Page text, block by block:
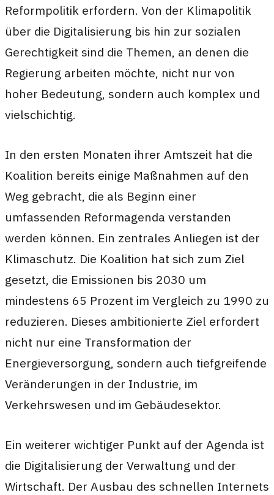
Reformpolitik erfordern. Von der Klimapolitik
über die Digitalisierung bis hin zur sozialen
Gerechtigkeit sind die Themen, an denen die
Regierung arbeiten möchte, nicht nur von
hoher Bedeutung, sondern auch komplex und
vielschichtig.
In den ersten Monaten ihrer Amtszeit hat die
Koalition bereits einige Maßnahmen auf den
Weg gebracht, die als Beginn einer
umfassenden Reformagenda verstanden
werden können. Ein zentrales Anliegen ist der
Klimaschutz. Die Koalition hat sich zum Ziel
gesetzt, die Emissionen bis 2030 um
mindestens 65 Prozent im Vergleich zu 1990 zu
reduzieren. Dieses ambitionierte Ziel erfordert
nicht nur eine Transformation der
Energieversorgung, sondern auch tiefgreifende
Veränderungen in der Industrie, im
Verkehrswesen und im Gebäudesektor.
Ein weiterer wichtiger Punkt auf der Agenda ist
die Digitalisierung der Verwaltung und der
Wirtschaft. Der Ausbau des schnellen Internets